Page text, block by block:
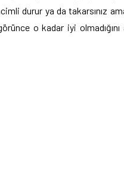
durur ya da takarsınız
o kadar iyi